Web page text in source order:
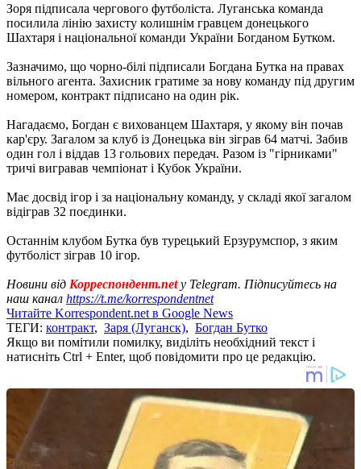
Зоря підписала чергового футболіста. Луганська команда
посилила лінію захисту колишнім гравцем донецького
Шахтаря і національної команди України Богданом Бутком.
Зазначимо, що чорно-білі підписали Богдана Бутка на правах
вільного агента. Захисник гратиме за нову команду під другим
номером, контракт підписано на один рік.
Нагадаємо, Богдан є вихованцем Шахтаря, у якому він почав
кар'єру. Загалом за клуб із Донецька він зіграв 64 матчі. Забив
один гол і віддав 13 гольових передач. Разом із "гірниками"
тричі вигравав чемпіонат і Кубок України.
Має досвід ігор і за національну команду, у складі якої загалом
відіграв 32 поєдинки.
Останнім клубом Бутка був турецький Ерзурумспор, з яким
футболіст зіграв 10 ігор.
Новини від Корреспондент.netу Telegram. Підписуйтесь на
наш канал https://t.me/korrespondentnet
Читайте Korrespondent.net в Google News
ТЕГИ: контракт, Заря (Луганск), Богдан Бутко
Якщо ви помітили помилку, виділіть необхідний текст і
натисніть Ctrl + Enter, щоб повідомити про це редакцію.